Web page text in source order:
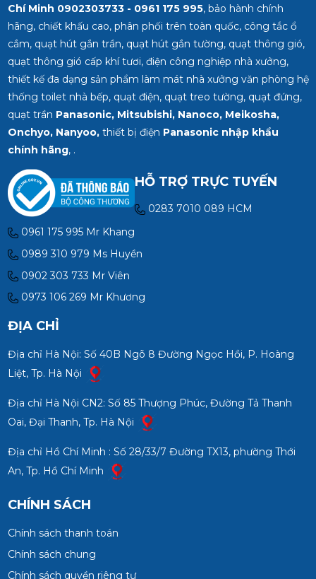
Chí Minh 0902303733 - 0961 175 995, bảo hành chính
hãng, chiết khấu cao, phân phối trên toàn quốc, công tắc ổ
cắm, quạt hút gắn trần, quạt hút gắn tường, quạt thông gió,
quạt thông gió cấp khí tươi, điện công nghiệp nhà xưởng,
thiết kế đa dạng sản phẩm làm mát nhà xưởng văn phòng hệ
thống toilet nhà bếp, quạt điện, quạt treo tường, quạt đứng,
quạt trần Panasonic, Mitsubishi, Nanoco, Meikosha,
Onchyo, Nanyoo,thiết bị điện Panasonic nhập khẩu
chính hãng, .
HỖ TRỢ TRỰC TUYẾN
0283 7010 089 HCM
0961 175 995 Mr Khang
0989 310 979 Ms Huyền
0902 303 733 Mr Viên
0973 106 269 Mr Khương
ĐỊA CHỈ
Địa chỉ Hà Nội: Số 40B Ngõ 8 Đường Ngọc Hồi, P. Hoàng
Liệt, Tp. Hà Nội
Địa chỉ Hà Nội CN2: Số 85 Thượng Phúc, Đường Tả Thanh
Oai, Đại Thanh, Tp. Hà Nội
Địa chỉ Hồ Chí Minh : Số 28/33/7 Đường TX13, phường Thới
An, Tp. Hồ Chí Minh
CHÍNH SÁCH
Chính sách thanh toán
Chính sách chung
Chính sách quyền riêng tư